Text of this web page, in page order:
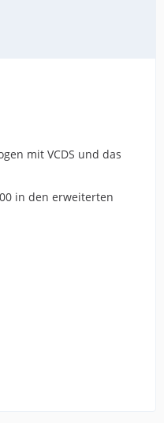
mit VCDS und das
in den erweiterten